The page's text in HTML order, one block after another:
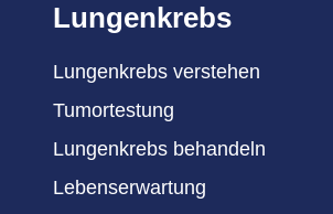
Lungenkrebs
Lungenkrebs verstehen
Tumortestung
Lungenkrebs behandeln
Lebenserwartung